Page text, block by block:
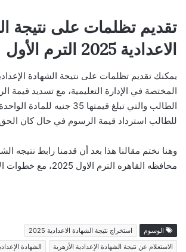
تقديم تظلمات على نتيجة
الاعدادية 2025 الترم الأول
يمكنك تقديم تظلمات على نتيجة الشهادة
المختصة في الإدارة التعليمية، مع تسديد قيمة
الطالب والتي تبلغ قيمتها 35
للطالب استرداد قيمة الرسوم في حال كان
وهنا نختم مقالنا هذا بعد أن قدمنا رابط نتيجه
محافظه القاهره الترم الاول 2025، مع خطوات الاستعلام عن النتائج.
الوسوم
استخراج نتيجة الشهادة الاعدادية 2025
الاستعلام عن نتيجة الشهادة الإعدادية الأزهرية
الشهادة الإعدادية